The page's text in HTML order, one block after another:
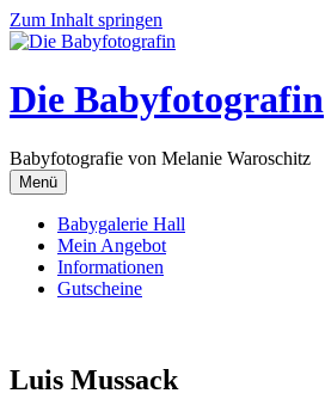
Zum Inhalt springen
Die Babyfotografin
Babyfotografie von Melanie Waroschitz
Menü
Babygalerie Hall
Mein Angebot
Informationen
Gutscheine
Luis Mussack